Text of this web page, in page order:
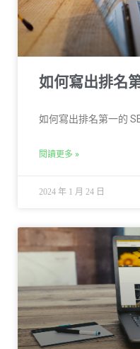
如何寫出排名
如何寫出排名第一的
閱讀更多 »
2024 年 1 月 24 日